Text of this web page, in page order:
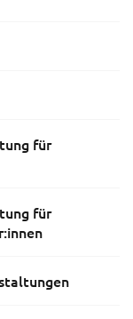
für
für